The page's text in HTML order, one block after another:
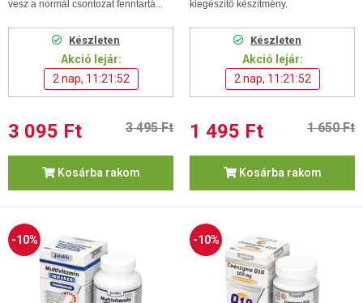
vesz a normál csontozat fenntartá...
Készleten
Akció lejár:
2 nap, 11:21:52
3 095 Ft 3 495 Ft
Kosárba rakom
kiegészítő készítmény.
Készleten
Akció lejár:
2 nap, 11:21:52
1 495 Ft 1 650 Ft
Kosárba rakom
-10% -10%